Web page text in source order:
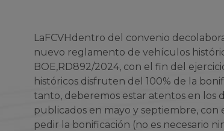
LaFCVHdentro del convenio de
nuevo reglamento de vehículos
BOE,RD892/2024, con el fin del
históricos disfruten del 100% de la
tanto, deberemos estar atentos en los
publicados en mayo y septiembre,
pedir la bonificación (no es necesario